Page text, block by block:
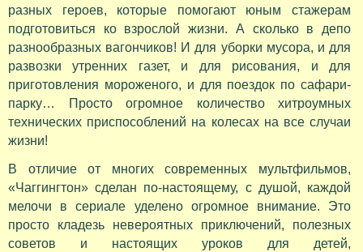
разных героев, которые помогают юным стажерам
подготовиться ко взрослой жизни. А сколько в депо
разнообразных вагончиков! И для уборки мусора, и для
развозки утренних газет, и для рисования, и для
приготовления мороженого, и для поездок по сафари-
парку… Просто огромное количество хитроумных
технических приспособлений на колесах на все случаи
жизни!
В отличие от многих современных мультфильмов,
«Чаггингтон» сделан по-настоящему, с душой, каждой
мелочи в сериале уделено огромное внимание. Это
просто кладезь невероятных приключений, полезных
советов и настоящих уроков для детей,